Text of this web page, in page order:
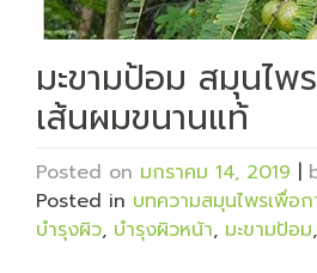
มะขามป้อม สมุนไพ
เส้นผมขนานแท้
Posted on มกราคม 14, 2019
Posted in บทความสมุนไพรเพื่อ
บำรุงผิว, บำรุงผิวหน้า, มะขามป้อม,